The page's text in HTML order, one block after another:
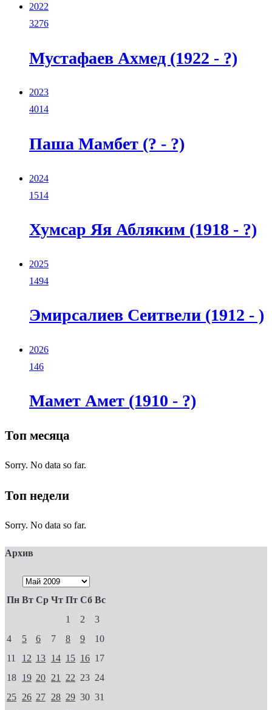
2022
3276
Мустафаев Ахмед (1922 - ?)
2023
4014
Паша Мамбет (? - ?)
2024
1514
Хумсар Яя Абляким (1918 - ?)
2025
1494
Эмирсалиев Сеитвели (1912 - )
2026
146
Мамет Амет (1910 - ?)
Топ месяца
Sorry. No data so far.
Топ недели
Sorry. No data so far.
Архив
Пн Вт Ср Чт Пт Сб Вс
1 2
3
4
5 6 7 8 9
10
11
12 13 14 15 16 17
18 19 20 21 22 23 24
25 26 27 28 29 30 31